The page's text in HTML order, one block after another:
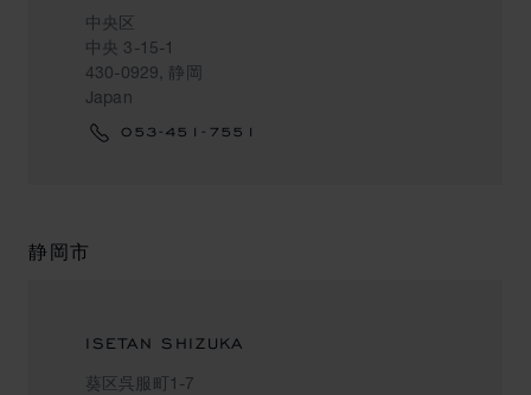
中央区
中央 3-15-1
430-0929, 静岡
Japan
053-451-7551
静岡市
ISETAN SHIZUKA
葵区呉服町1-7